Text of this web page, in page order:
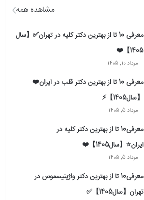
مشاهده همه
معرفی 10 تا از بهترین دکتر کلیه در تهران✅【سال
1405】❤️
مرداد 10, 1405
معرفی 10 تا از بهترین دکتر قلب در ایران❤️
【سال1405】⚡️
مرداد 5, 1405
معرفی10 تا از بهترین دکتر کلیه در
ایران⭐【سال1405】❤️
مرداد 5, 1405
معرفی10 تا از بهترین دکتر واژینیسموس در
تهران【سال1405】✅